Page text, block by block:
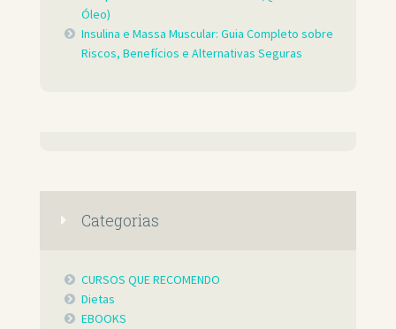
Óleo)
Insulina e Massa Muscular: Guia Completo sobre
Riscos, Benefícios e Alternativas Seguras
Categorias
CURSOS QUE RECOMENDO
Dietas
EBOOKS